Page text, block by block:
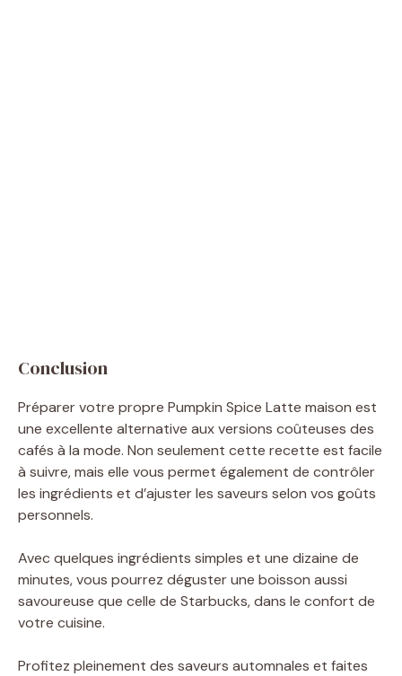
Conclusion
Préparer votre propre Pumpkin Spice Latte maison est
une excellente alternative aux versions coûteuses des
cafés à la mode. Non seulement cette recette est facile
à suivre, mais elle vous permet également de contrôler
les ingrédients et d’ajuster les saveurs selon vos goûts
personnels.
Avec quelques ingrédients simples et une dizaine de
minutes, vous pourrez déguster une boisson aussi
savoureuse que celle de Starbucks, dans le confort de
votre cuisine.
Profitez pleinement des saveurs automnales et faites